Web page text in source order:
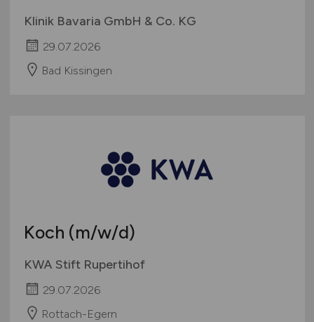
Klinik Bavaria GmbH & Co. KG
29.07.2026
Bad Kissingen
Koch (m/w/d)
KWA Stift Rupertihof
29.07.2026
Rottach-Egern